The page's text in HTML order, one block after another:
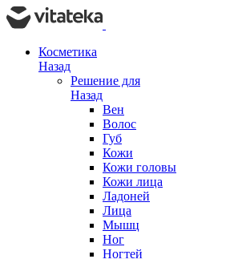
Косметика
Назад
Решение для
Назад
Вен
Волос
Губ
Кожи
Кожи головы
Кожи лица
Ладоней
Лица
Мышц
Ног
Ногтей